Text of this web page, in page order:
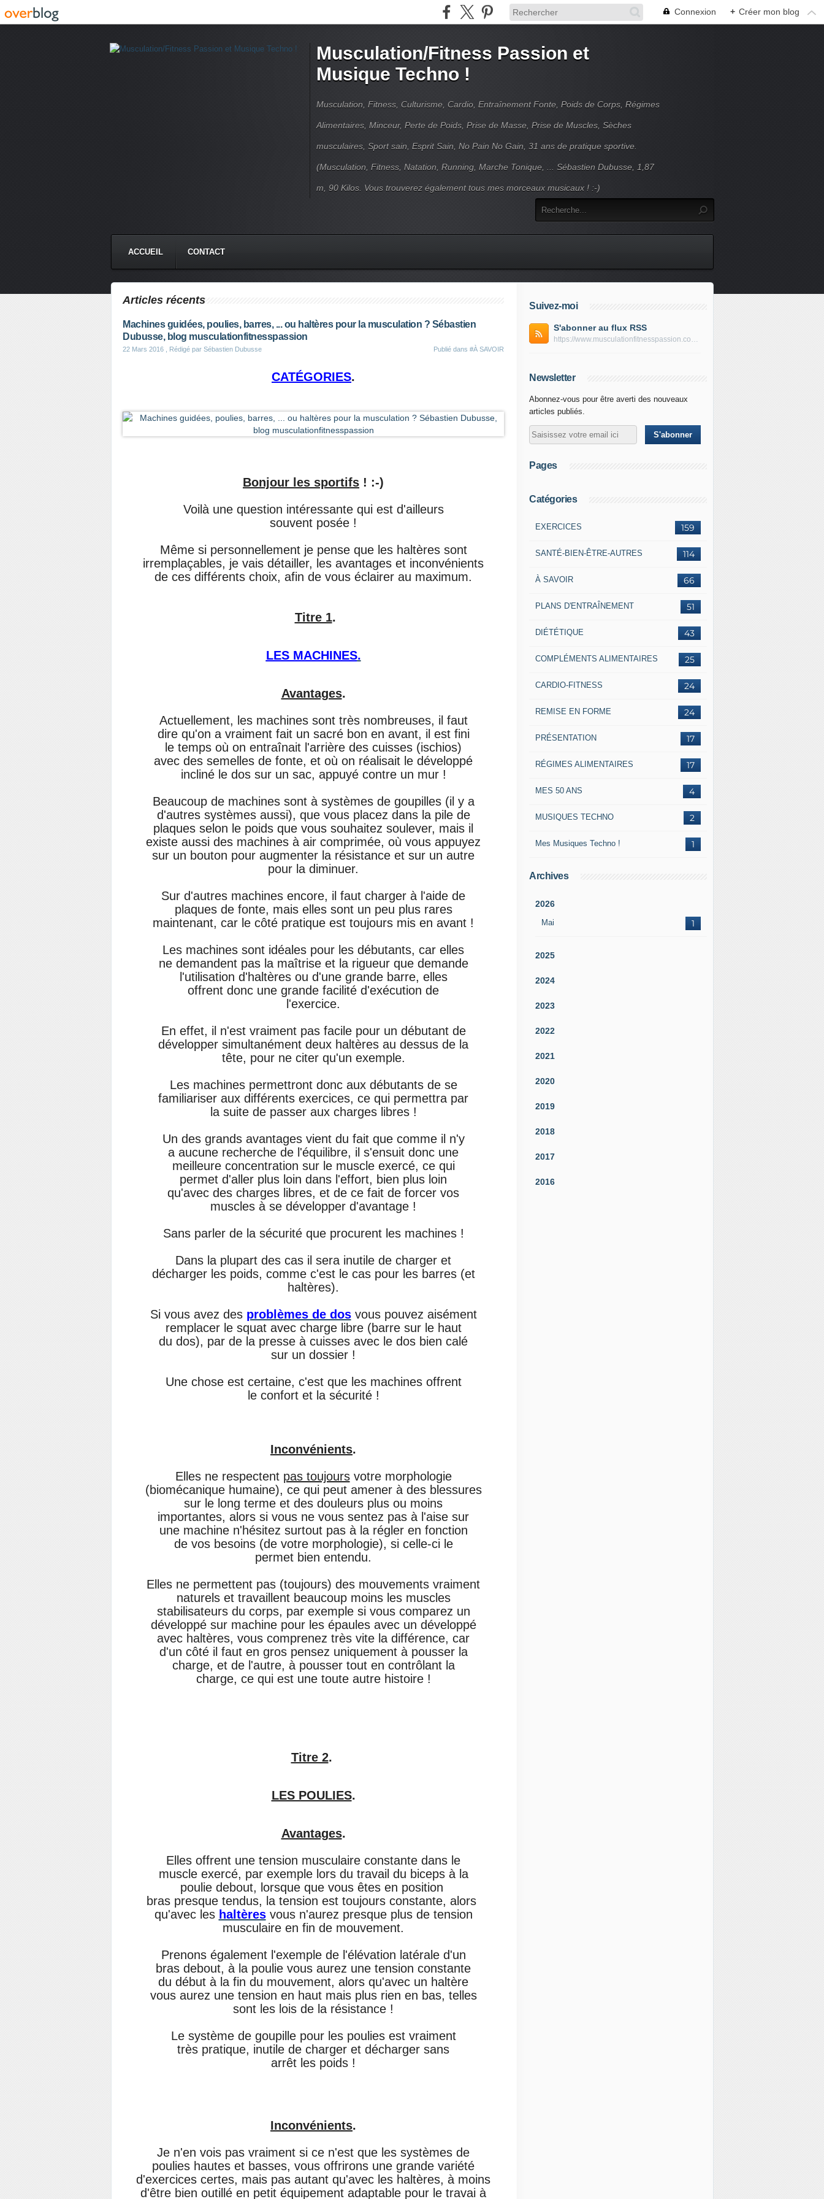
Connexion + Créer mon blog
Musculation/Fitness Passion et
Musique Techno !
Musculation, Fitness, Culturisme, Cardio, Entraînement Fonte, Poids de Corps, Régimes
Alimentaires, Minceur, Perte de Poids, Prise de Masse, Prise de Muscles, Sèches
musculaires, Sport sain, Esprit Sain, No Pain No Gain, 31 ans de pratique sportive.
(Musculation, Fitness, Natation, Running, Marche Tonique, ... Sébastien Dubusse, 1,87
m, 90 Kilos. Vous trouverez également tous mes morceaux musicaux ! :-)
ACCUEIL CONTACT
Articles récents
Machines guidées, poulies, barres, ... ou haltères pour la musculation ? Sébastien
Dubusse, blog musculationfitnesspassion
22 Mars 2016 , Rédigé par Sébastien Dubusse Publié dans #À SAVOIR
CATÉGORIES.
Bonjour les sportifs ! :-)
Voilà une question intéressante qui est d'ailleurs
souvent posée !
Même si personnellement je pense que les haltères sont
irremplaçables, je vais détailler, les avantages et inconvénients
de ces différents choix, afin de vous éclairer au maximum.
Titre 1.
LES MACHINES.
Avantages.
Actuellement, les machines sont très nombreuses, il faut
dire qu'on a vraiment fait un sacré bon en avant, il est fini
le temps où on entraînait l'arrière des cuisses (ischios)
avec des semelles de fonte, et où on réalisait le développé
incliné le dos sur un sac, appuyé contre un mur !
Beaucoup de machines sont à systèmes de goupilles (il y a
d'autres systèmes aussi), que vous placez dans la pile de
plaques selon le poids que vous souhaitez soulever, mais il
existe aussi des machines à air comprimée, où vous appuyez
sur un bouton pour augmenter la résistance et sur un autre
pour la diminuer.
Sur d'autres machines encore, il faut charger à l'aide de
plaques de fonte, mais elles sont un peu plus rares
maintenant, car le côté pratique est toujours mis en avant !
Les machines sont idéales pour les débutants, car elles
ne demandent pas la maîtrise et la rigueur que demande
l'utilisation d'haltères ou d'une grande barre, elles
offrent donc une grande facilité d'exécution de
l'exercice.
En effet, il n'est vraiment pas facile pour un débutant de
développer simultanément deux haltères au dessus de la
tête, pour ne citer qu'un exemple.
Les machines permettront donc aux débutants de se
familiariser aux différents exercices, ce qui permettra par
la suite de passer aux charges libres !
Un des grands avantages vient du fait que comme il n'y
a aucune recherche de l'équilibre, il s'ensuit donc une
meilleure concentration sur le muscle exercé, ce qui
permet d'aller plus loin dans l'effort, bien plus loin
qu'avec des charges libres, et de ce fait de forcer vos
muscles à se développer d'avantage !
Sans parler de la sécurité que procurent les machines !
Dans la plupart des cas il sera inutile de charger et
décharger les poids, comme c'est le cas pour les barres (et
haltères).
Si vous avez des problèmes de dosvous pouvez aisément
remplacer le squat avec charge libre (barre sur le haut
du dos), par de la presse à cuisses avec le dos bien calé
sur un dossier !
Une chose est certaine, c'est que les machines offrent
le confort et la sécurité !
Inconvénients.
Elles ne respectent pas toujoursvotre morphologie
(biomécanique humaine), ce qui peut amener à des blessures
sur le long terme et des douleurs plus ou moins
importantes, alors si vous ne vous sentez pas à l'aise sur
une machine n'hésitez surtout pas à la régler en fonction
de vos besoins (de votre morphologie), si celle-ci le
permet bien entendu.
Elles ne permettent pas (toujours) des mouvements vraiment
naturels et travaillent beaucoup moins les muscles
stabilisateurs du corps, par exemple si vous comparez un
développé sur machine pour les épaules avec un développé
avec haltères, vous comprenez très vite la différence, car
d'un côté il faut en gros pensez uniquement à pousser la
charge, et de l'autre, à pousser tout en contrôlant la
charge, ce qui est une toute autre histoire !
Titre 2.
LES POULIES.
Avantages.
Elles offrent une tension musculaire constante dans le
muscle exercé, par exemple lors du travail du biceps à la
poulie debout, lorsque que vous êtes en position
bras presque tendus, la tension est toujours constante, alors
qu'avec les haltèresvous n'aurez presque plus de tension
musculaire en fin de mouvement.
Prenons également l'exemple de l'élévation latérale d'un
bras debout, à la poulie vous aurez une tension constante
du début à la fin du mouvement, alors qu'avec un haltère
vous aurez une tension en haut mais plus rien en bas, telles
sont les lois de la résistance !
Le système de goupille pour les poulies est vraiment
très pratique, inutile de charger et décharger sans
arrêt les poids !
Inconvénients.
Je n'en vois pas vraiment si ce n'est que les systèmes de
poulies hautes et basses, vous offrirons une grande variété
d'exercices certes, mais pas autant qu'avec les haltères, à moins
d'être bien outillé en petit équipement adaptable pour le travai à
Suivez-moi
S'abonner au flux RSS
https://www.musculationfitnesspassion.com/rss
Newsletter
Abonnez-vous pour être averti des nouveaux
articles publiés.
Pages
Catégories
159
EXERCICES
114
SANTÉ-BIEN-ÊTRE-AUTRES
66
À SAVOIR
51
PLANS D'ENTRAÎNEMENT
43
DIÉTÉTIQUE
25
COMPLÉMENTS ALIMENTAIRES
24
CARDIO-FITNESS
24
REMISE EN FORME
17
PRÉSENTATION
17
RÉGIMES ALIMENTAIRES
4
MES 50 ANS
2
MUSIQUES TECHNO
1
Mes Musiques Techno !
Archives
2026
Mai 1
2025
2024
2023
2022
2021
2020
2019
2018
2017
2016